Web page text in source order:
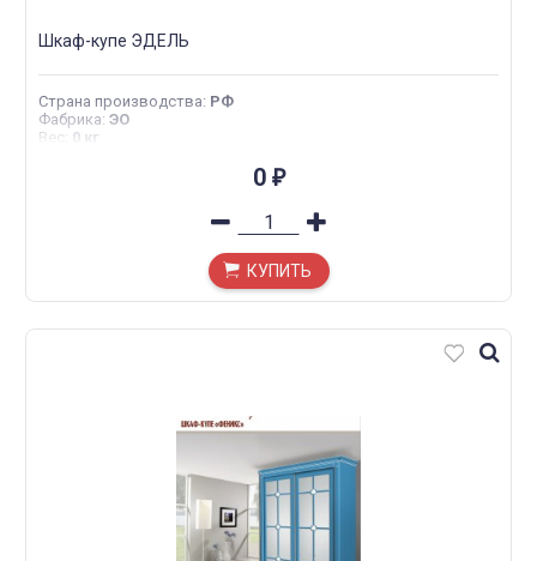
Шкаф-купе ЭДЕЛЬ
Страна производства: РФ
Фабрика: ЭО
Вес : 0 кг
0 ₽
КУПИТЬ